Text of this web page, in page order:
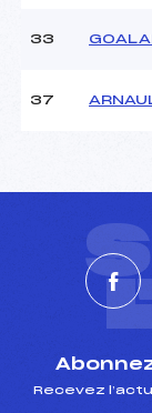
Style :
33
37
Recevez